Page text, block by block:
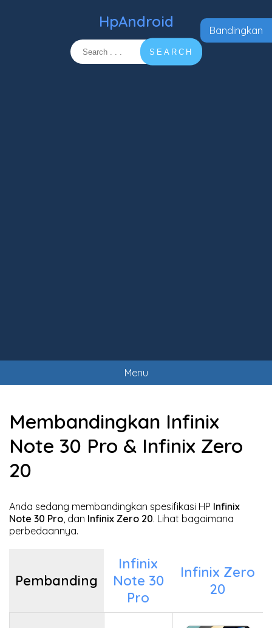
HpAndroid
SEARCH
Menu
Membandingkan Infinix
Note 30 Pro & Infinix Zero
20
Anda sedang membandingkan spesifikasi HP Infinix
Note 30 Pro, dan Infinix Zero 20. Lihat bagaimana
perbedaannya.
Pembanding
Infinix
Note 30
Pro
Infinix Zero
20
Bandingkan